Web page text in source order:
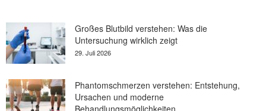
Großes Blutbild verstehen: Was die
Untersuchung wirklich zeigt
29. Juli 2026
Phantomschmerzen verstehen: Entstehung,
Ursachen und moderne
Behandlungsmöglichkeiten